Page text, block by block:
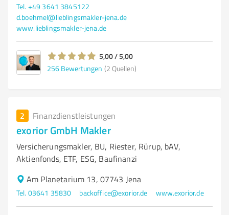
Tel. +49 3641 3845122
d.boehmel@lieblingsmakler-jena.de
www.lieblingsmakler-jena.de
5,00 / 5,00
256 Bewertungen (2 Quellen)
2 Finanzdienstleistungen
exorior GmbH Makler
Versicherungsmakler, BU, Riester, Rürup, bAV,
Aktienfonds, ETF, ESG, Baufinanzi
Am Planetarium 13, 07743 Jena
Tel. 03641 35830 backoffice@exorior.de www.exorior.de